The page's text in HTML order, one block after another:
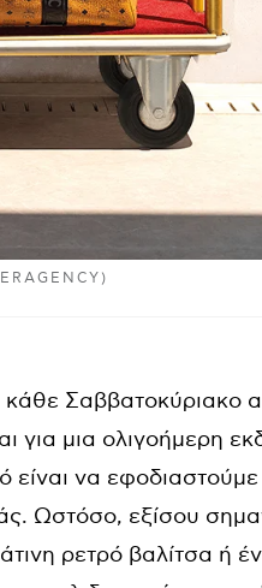
Σαββατοκύριακο
για μια ολιγοήμερη
είναι να
Ωστόσο, εξίσου
ρετρό βαλίτσα ή